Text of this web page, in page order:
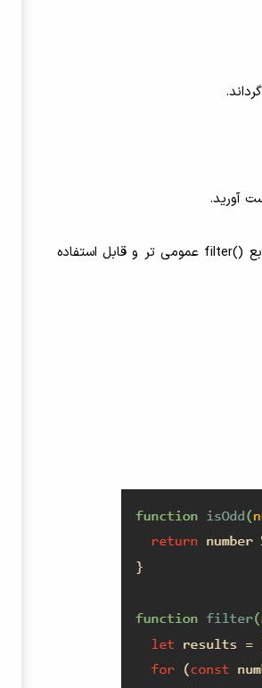
اگر می خواهید یک آرایه حاوی اعداد زوج را برگردانید، باید تابع ()filter را تغییر دهید. برای اینکه تابع ()filter عمومی تر و قابل استفاده